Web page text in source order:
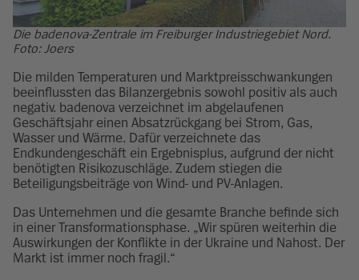
Die badenova-Zentrale im Freiburger Industriegebiet Nord.
Foto: Joers
Die milden Temperaturen und Marktpreisschwankungen
beeinflussten das Bilanzergebnis sowohl positiv als auch
negativ. badenova verzeichnet im abgelaufenen
Geschäftsjahr einen Absatzrückgang bei Strom, Gas,
Wasser und Wärme. Dafür verzeichnete das
Endkundengeschäft ein Ergebnisplus, aufgrund der nicht
benötigten Risikozuschläge. Zudem stiegen die
Beteiligungsbeiträge von Wind- und PV-Anlagen.
Das Unternehmen und die gesamte Branche befinde sich
in einer Transformationsphase. „Wir spüren weiterhin die
Auswirkungen der Konflikte in der Ukraine und Nahost. Der
Markt ist immer noch fragil.“